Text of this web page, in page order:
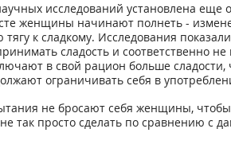
исследований установлена еще
женщины начинают полнеть -
к сладкому. Исследования
сладость и соответственно
в свой рацион больше
ограничивать себя в
не бросают себя женщины,
так просто сделать по сравнению с